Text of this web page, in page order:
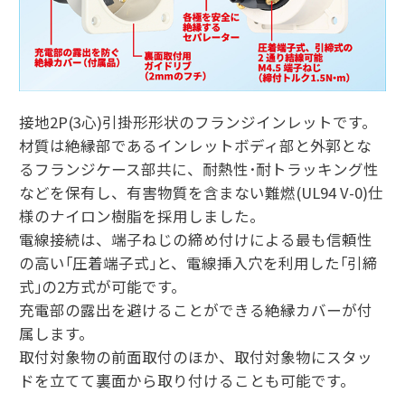
接地2P(3心)引掛形形状のフランジインレットです。
材質は絶縁部であるインレットボディ部と外郭とな
るフランジケース部共に、耐熱性･耐トラッキング性
などを保有し、有害物質を含まない難燃(UL94 V-0)仕
様のナイロン樹脂を採用しました。
電線接続は、端子ねじの締め付けによる最も信頼性
の高い｢圧着端子式｣と、電線挿入穴を利用した｢引締
式｣の2方式が可能です。
充電部の露出を避けることができる絶縁カバーが付
属します。
取付対象物の前面取付のほか、取付対象物にスタッ
ドを立てて裏面から取り付けることも可能です。